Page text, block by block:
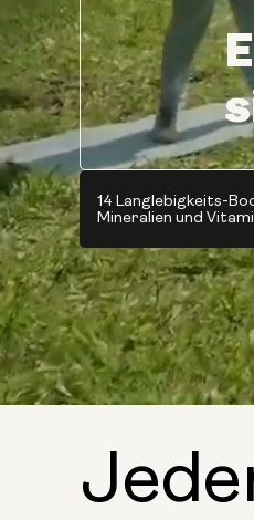
14 Langlebigkeits-
Mineralien und